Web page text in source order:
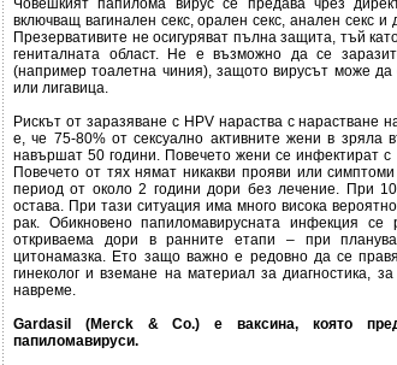
Човешкият папилома вирус се предава чрез
включващ вагинален секс, орален секс, анален секс и
Презервативите не осигуряват пълна защита, тъй
гениталната област. Не е възможно да се
(например тоалетна чиния), защото вирусът може
или лигавица.
Рискът от заразяване с HPV нараства с нарастване
е, че 75-80% от сексуално активните жени в
навършат 50 години. Повечето жени се инфектират
Повечето от тях нямат никакви прояви или
период от около 2 години дори без лечение. При
остава. При тази ситуация има много висока
рак. Обикновено папиломавирусната инфекция се
откриваема дори в ранните етапи – при
цитонамазка. Ето защо важно е редовно да се
гинеколог и вземане на материал за диагностика,
навреме.
Gardasil (Merck & Co.) е ваксина, която
папиломавируси.